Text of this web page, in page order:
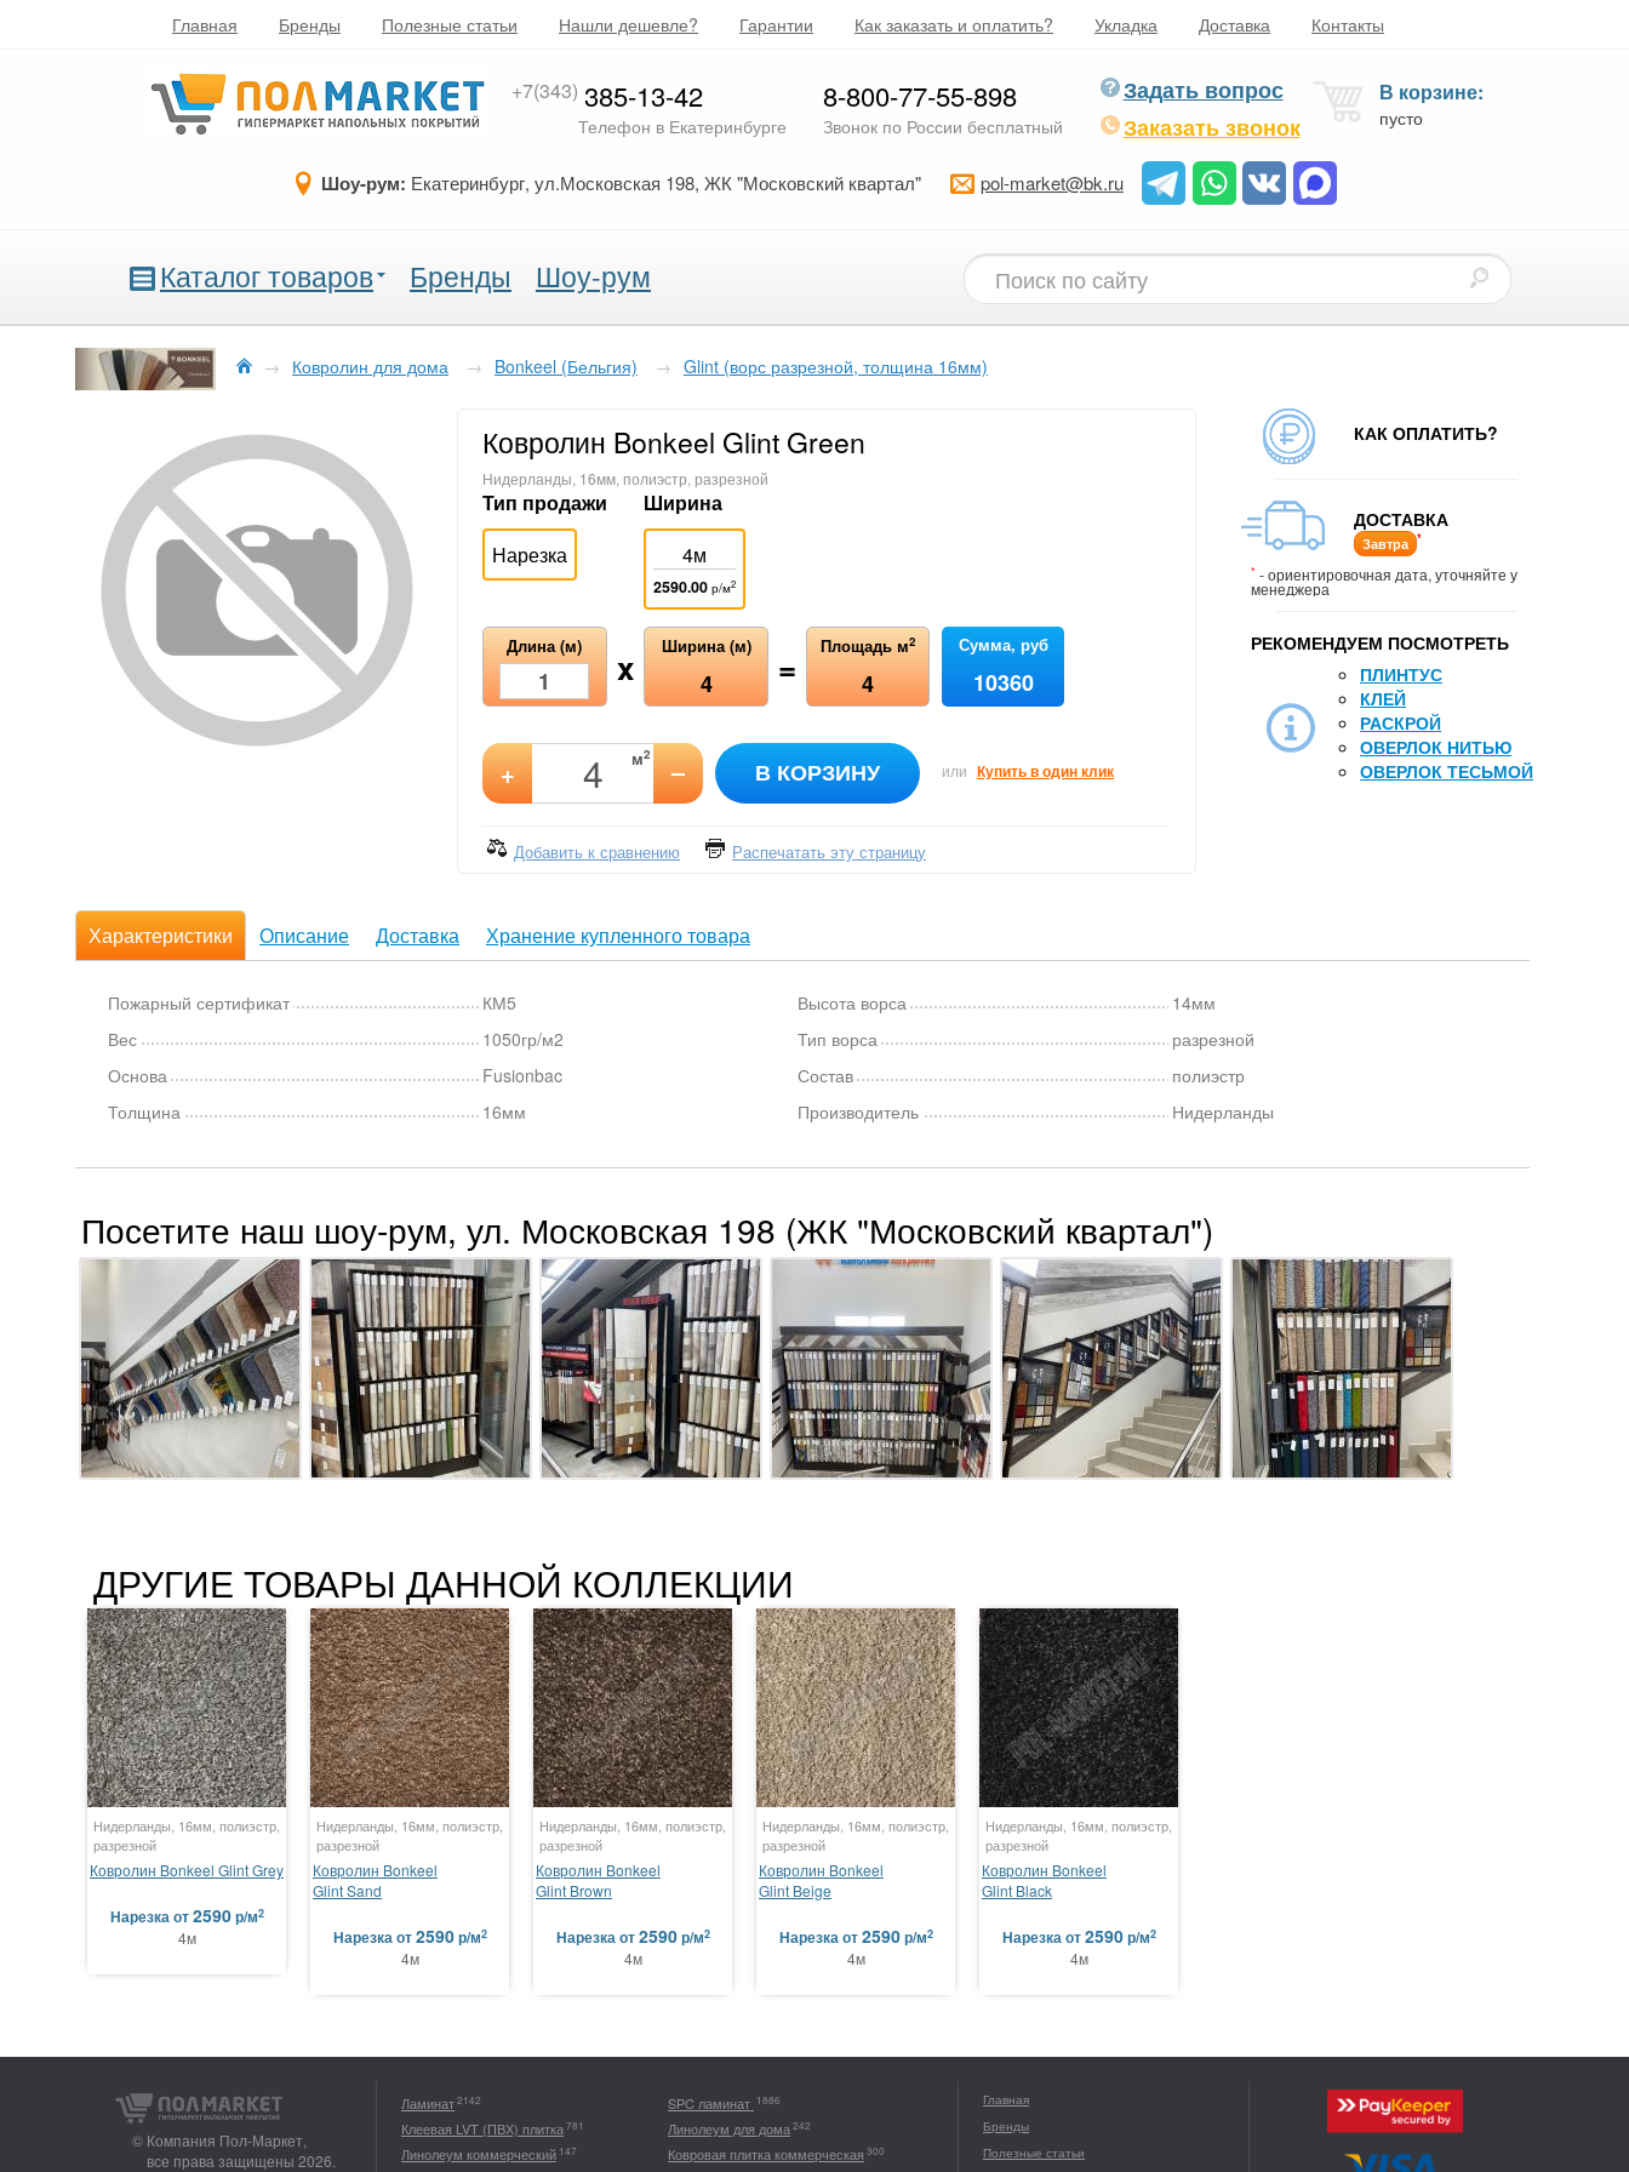
Главная Бренды Полезные статьи Нашли дешевле? Гарантии Как заказать и оплатить? Укладка Доставка Контакты
+7(343) 385-13-42
Телефон в Екатеринбурге
8-800-77-55-898
Звонок по России бесплатный
Задать вопрос
Заказать звонок
В корзине:
пусто
Шоу-рум: Екатеринбург, ул.Московская 198, ЖК "Московский квартал" pol-market@bk.ru
Каталог товаров Бренды Шоу-рум
→ Ковролин для дома → Bonkeel (Бельгия) → Glint (ворс разрезной, толщина 16мм)
Ковролин Bonkeel Glint Green
Нидерланды, 16мм, полиэстр, разрезной
Тип продажи
Нарезка
Ширина
4м
2590.00 р/м2
Длина (м) x Ширина (м)
4 = Площадь м2
4
Сумма, руб
10360
+ м2 – В КОРЗИНУ или Купить в один клик
Добавить к сравнению Распечатать эту страницу
КАК ОПЛАТИТЬ?
ДОСТАВКА
Завтра *
* - ориентировочная дата, уточняйте у
менеджера
РЕКОМЕНДУЕМ ПОСМОТРЕТЬ
ПЛИНТУС
КЛЕЙ
РАСКРОЙ
ОВЕРЛОК НИТЬЮ
ОВЕРЛОК ТЕСЬМОЙ
Характеристики Описание Доставка Хранение купленного товара
Пожарный сертификат
КМ5
Вес
1050гр/м2
Основа
Fusionbac
Толщина
16мм
Высота ворса
14мм
Тип ворса
разрезной
Состав
полиэстр
Производитель
Нидерланды
Посетите наш шоу-рум, ул. Московская 198 (ЖК "Московский квартал")
ДРУГИЕ ТОВАРЫ ДАННОЙ КОЛЛЕКЦИИ
Нидерланды, 16мм, полиэстр,
разрезной
Ковролин Bonkeel Glint Grey
Нарезкаот2590р/м2
4м
Нидерланды, 16мм, полиэстр,
разрезной
Ковролин Bonkeel
Glint Sand
Нарезкаот2590р/м2
4м
Нидерланды, 16мм, полиэстр,
разрезной
Ковролин Bonkeel
Glint Brown
Нарезкаот2590р/м2
4м
Нидерланды, 16мм, полиэстр,
разрезной
Ковролин Bonkeel
Glint Beige
Нарезкаот2590р/м2
4м
Нидерланды, 16мм, полиэстр,
разрезной
Ковролин Bonkeel
Glint Black
Нарезкаот2590р/м2
4м
© Компания Пол-Маркет,
все права защищены 2026.
Ламинат2142 SPC ламинат 1886
Клеевая LVT (ПВХ) плитка781 Линолеум для дома242
Линолеум коммерческий 147 Ковровая плитка коммерческая 300
Главная
Бренды
Полезные статьи